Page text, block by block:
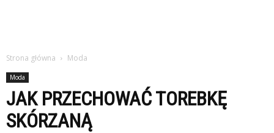
Strona główna Moda
Moda
JAK PRZECHOWAĆ TOREBKĘ
SKÓRZANĄ